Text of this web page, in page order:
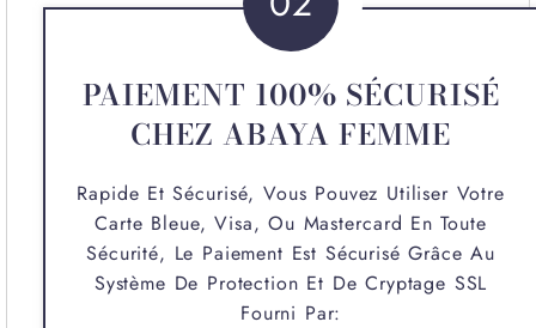
PAIEMENT 100% SÉCURISÉ
CHEZ ABAYA FEMME
Rapide Et Sécurisé, Vous Pouvez Utiliser Votre
Carte Bleue, Visa, Ou Mastercard En Toute
Sécurité, Le Paiement Est Sécurisé Grâce Au
Système De Protection Et De Cryptage SSL
Fourni Par: